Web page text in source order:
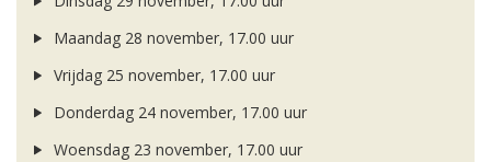
Maandag 28 november, 17.00 uur
Vrijdag 25 november, 17.00 uur
Donderdag 24 november, 17.00 uur
Woensdag 23 november, 17.00 uur